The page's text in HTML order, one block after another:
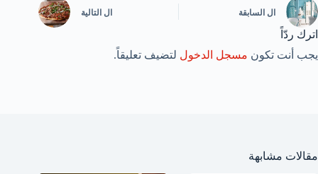
ال السابقة ال التالية
اترك ردّاً
يجب أنت تكون مسجل الدخول لتضيف تعليقاً.
مقالات مشابهة